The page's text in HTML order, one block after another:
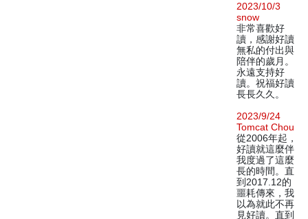
2023/10/3
snow
非常喜歡好
讀，感謝好讀
無私的付出與
陪伴的歲月。
永遠支持好
讀。祝福好讀
長長久久。
2023/9/24
Tomcat Chou
從2006年起，
好讀就這麼伴
我度過了這麼
長的時間。直
到2017.12的
噩耗傳來，我
以為就此不再
見好讀。直到